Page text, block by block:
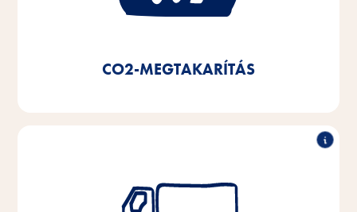
CO2-MEGTAKARÍTÁS
átállással a fűtési rendszerünkben, valamint a LED-es
A teherautó-flotta 50%-os csökkentése